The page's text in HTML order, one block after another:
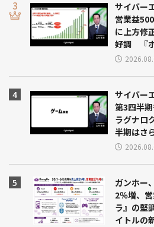
サイバー
営業益
に上方修
好調 『
サイバー
第3四半
ラグナロ
半期はさ
ガンホー
2％増、
ラ』の堅
イトルの